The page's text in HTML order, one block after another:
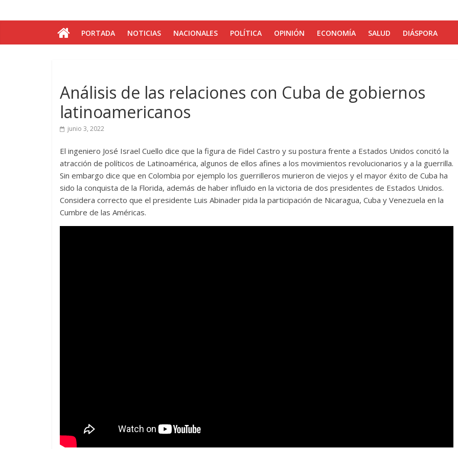
PORTADA NOTICIAS NACIONALES POLÍTICA OPINIÓN ECONOMÍA SALUD DIÁSPORA
Análisis de las relaciones con Cuba de gobiernos
latinoamericanos
junio 3, 2022
El ingeniero José Israel Cuello dice que la figura de Fidel Castro y su postura frente a Estados Unidos concitó la
atracción de políticos de Latinoamérica, algunos de ellos afines a los movimientos revolucionarios y a la guerrilla.
Sin embargo dice que en Colombia por ejemplo los guerrilleros murieron de viejos y el mayor éxito de Cuba ha
sido la conquista de la Florida, además de haber influido en la victoria de dos presidentes de Estados Unidos.
Considera correcto que el presidente Luis Abinader pida la participación de Nicaragua, Cuba y Venezuela en la
Cumbre de las Américas.